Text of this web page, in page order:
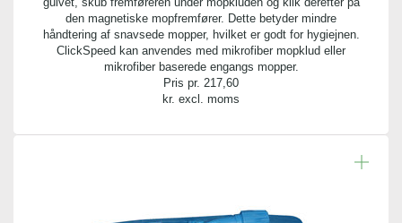
den magnetiske mopfremfører. Dette betyder mindre
håndtering af snavsede mopper, hvilket er godt for hygiejnen.
ClickSpeed kan anvendes med mikrofiber mopklud eller
mikrofiber baserede engangs mopper.
Pris pr. 217,60
kr. excl. moms